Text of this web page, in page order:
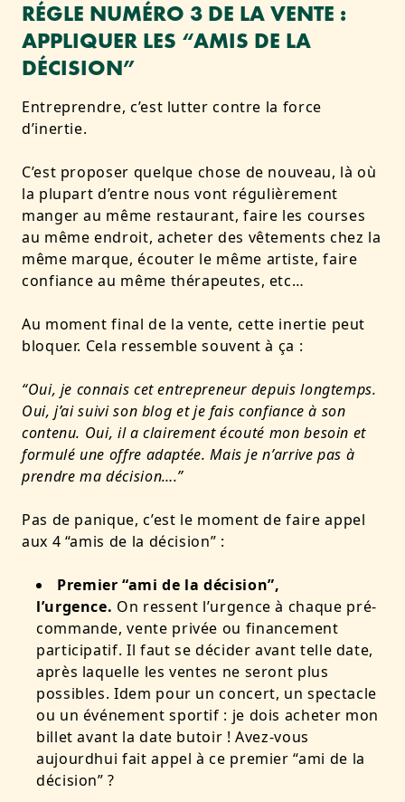
RÉGLE NUMÉRO 3 DE LA VENTE :
APPLIQUER LES “AMIS DE LA
DÉCISION”
Entreprendre, c’est lutter contre la force
d’inertie.
C’est proposer quelque chose de nouveau, là où
la plupart d’entre nous vont régulièrement
manger au même restaurant, faire les courses
au même endroit, acheter des vêtements chez la
même marque, écouter le même artiste, faire
confiance au même thérapeutes, etc…
Au moment final de la vente, cette inertie peut
bloquer. Cela ressemble souvent à ça :
“Oui, je connais cet entrepreneur depuis longtemps.
Oui, j’ai suivi son blog et je fais confiance à son
contenu. Oui, il a clairement écouté mon besoin et
formulé une offre adaptée. Mais je n’arrive pas à
prendre ma décision….”
Pas de panique, c’est le moment de faire appel
aux 4 “amis de la décision” :
Premier “ami de la décision”,
l’urgence. On ressent l’urgence à chaque pré-
commande, vente privée ou financement
participatif. Il faut se décider avant telle date,
après laquelle les ventes ne seront plus
possibles. Idem pour un concert, un spectacle
ou un événement sportif : je dois acheter mon
billet avant la date butoir ! Avez-vous
aujourdhui fait appel à ce premier “ami de la
décision” ?